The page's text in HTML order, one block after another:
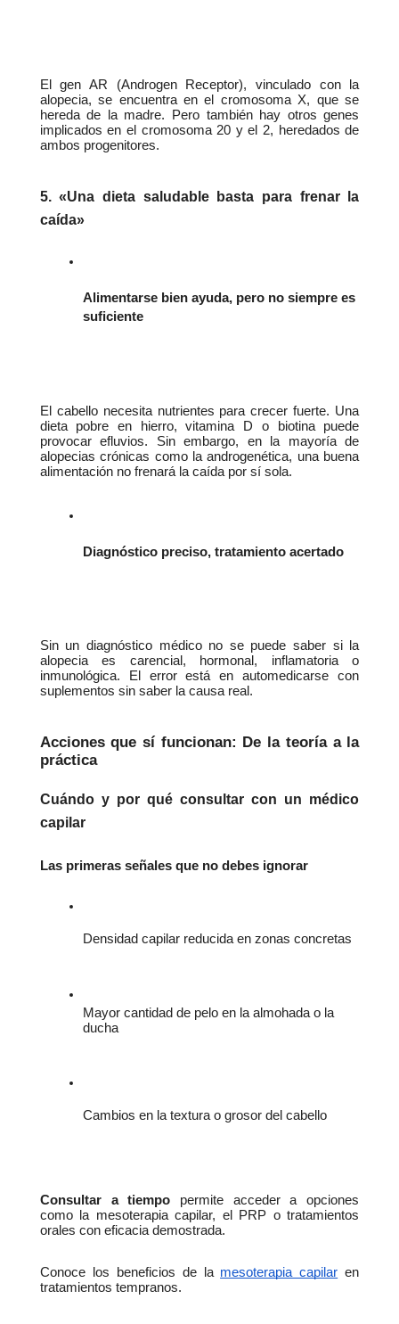
El gen AR (Androgen Receptor), vinculado con la
alopecia, se encuentra en el cromosoma X, que se
hereda de la madre. Pero también hay otros genes
implicados en el cromosoma 20 y el 2, heredados de
ambos progenitores.
5. «Una dieta saludable basta para frenar la
caída»
Alimentarse bien ayuda, pero no siempre es
suficiente
El cabello necesita nutrientes para crecer fuerte. Una
dieta pobre en hierro, vitamina D o biotina puede
provocar efluvios. Sin embargo, en la mayoría de
alopecias crónicas como la androgenética, una buena
alimentación no frenará la caída por sí sola.
Diagnóstico preciso, tratamiento acertado
Sin un diagnóstico médico no se puede saber si la
alopecia es carencial, hormonal, inflamatoria o
inmunológica. El error está en automedicarse con
suplementos sin saber la causa real.
Acciones que sí funcionan: De la teoría a la
práctica
Cuándo y por qué consultar con un médico
capilar
Las primeras señales que no debes ignorar
Densidad capilar reducida en zonas concretas
Mayor cantidad de pelo en la almohada o la
ducha
Cambios en la textura o grosor del cabello
Consultar a tiempo permite acceder a opciones
como la mesoterapia capilar, el PRP o tratamientos
orales con eficacia demostrada.
Conoce los beneficios de la mesoterapia capilar en
tratamientos tempranos.